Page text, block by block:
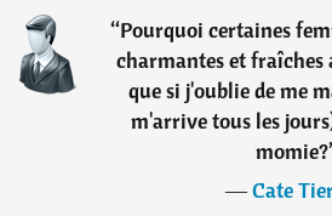
“Pourquoi certaines
charmantes et
que si j'oublie de me
m'arrive tous les
momie?
―Cate